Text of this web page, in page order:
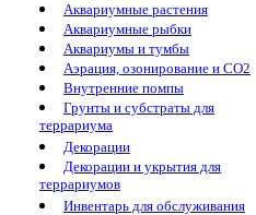
Аквариумные растения
Аквариумные рыбки
Аквариумы и тумбы
Аэрация, озонирование и CO2
Внутренние помпы
Грунты и субстраты для
террариума
Декорации
Декорации и укрытия для
террариумов
Инвентарь для обслуживания